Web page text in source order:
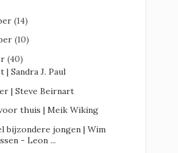
(14)
(10)
(40)
| Sandra J. Paul
| Steve Beirnart
thuis | Meik Wiking
bijzondere jongen | Wim
- Leon ...